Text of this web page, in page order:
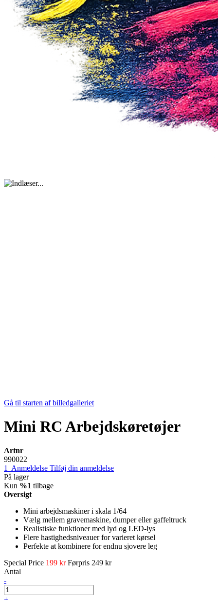
Gå til starten af billedgalleriet
Mini RC Arbejdskøretøjer
Artnr
990022
1
Anmeldelse Tilføj din anmeldelse
På lager
Kun %1 tilbage
Oversigt
Mini arbejdsmaskiner i skala 1/64
Vælg mellem gravemaskine, dumper eller gaffeltruck
Realistiske funktioner med lyd og LED-lys
Flere hastighedsniveauer for varieret kørsel
Perfekte at kombinere for endnu sjovere leg
Special Price 199 kr Førpris 249 kr
Antal
-